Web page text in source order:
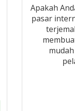
Apakah
pasar